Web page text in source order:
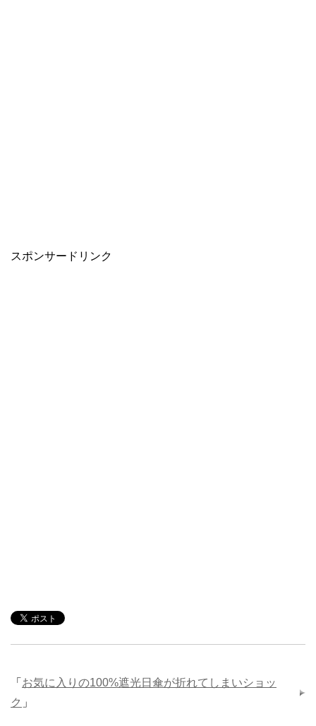
スポンサードリンク
「 お気に入りの100%遮光日傘が折れてしまいショッ
ク 」